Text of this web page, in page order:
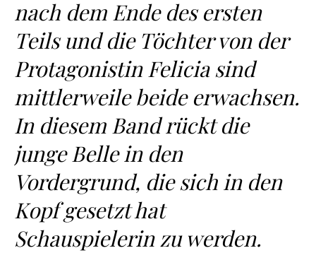
nach dem Ende des ersten
Teils und die Töchter von der
Protagonistin Felicia sind
mittlerweile beide erwachsen.
In diesem Band rückt die
junge Belle in den
Vordergrund, die sich in den
Kopf gesetzt hat
Schauspielerin zu werden.